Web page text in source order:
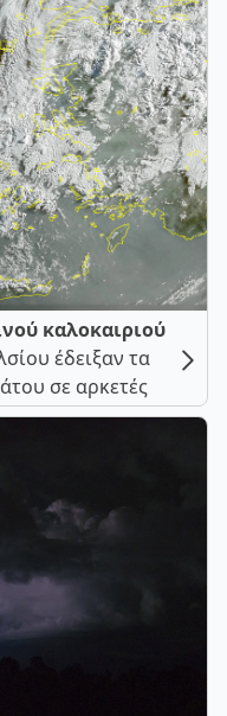
καλοκαιριού
έδειξαν τα
σε αρκετές